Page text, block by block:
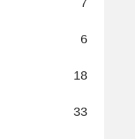
6
18
33